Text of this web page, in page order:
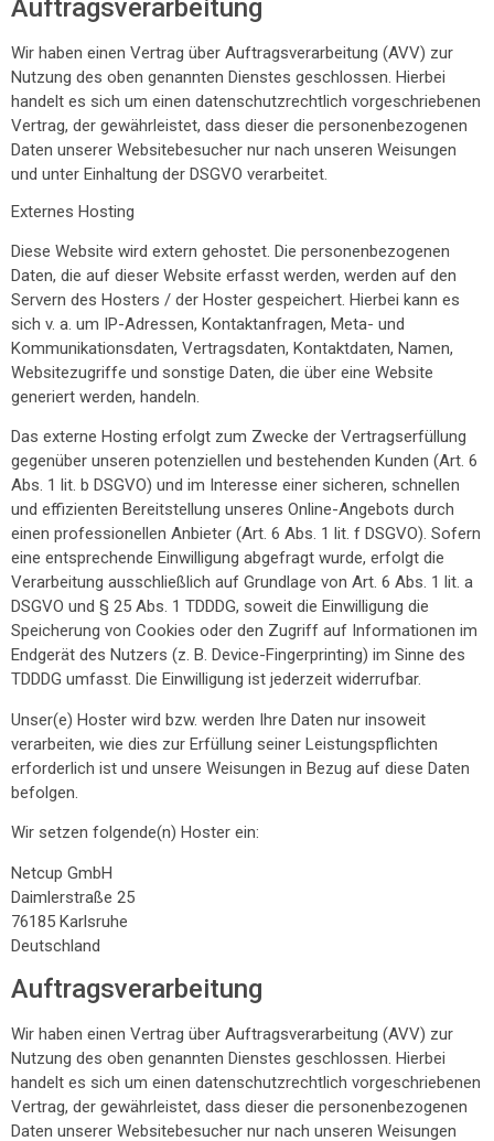
Auftragsverarbeitung
Wir haben einen Vertrag über Auftragsverarbeitung (AVV) zur
Nutzung des oben genannten Dienstes geschlossen. Hierbei
handelt es sich um einen datenschutzrechtlich vorgeschriebenen
Vertrag, der gewährleistet, dass dieser die personenbezogenen
Daten unserer Websitebesucher nur nach unseren Weisungen
und unter Einhaltung der DSGVO verarbeitet.
Externes Hosting
Diese Website wird extern gehostet. Die personenbezogenen
Daten, die auf dieser Website erfasst werden, werden auf den
Servern des Hosters / der Hoster gespeichert. Hierbei kann es
sich v. a. um IP-Adressen, Kontaktanfragen, Meta- und
Kommunikationsdaten, Vertragsdaten, Kontaktdaten, Namen,
Websitezugriffe und sonstige Daten, die über eine Website
generiert werden, handeln.
Das externe Hosting erfolgt zum Zwecke der Vertragserfüllung
gegenüber unseren potenziellen und bestehenden Kunden (Art. 6
Abs. 1 lit. b DSGVO) und im Interesse einer sicheren, schnellen
und effizienten Bereitstellung unseres Online-Angebots durch
einen professionellen Anbieter (Art. 6 Abs. 1 lit. f DSGVO). Sofern
eine entsprechende Einwilligung abgefragt wurde, erfolgt die
Verarbeitung ausschließlich auf Grundlage von Art. 6 Abs. 1 lit. a
DSGVO und § 25 Abs. 1 TDDDG, soweit die Einwilligung die
Speicherung von Cookies oder den Zugriff auf Informationen im
Endgerät des Nutzers (z. B. Device-Fingerprinting) im Sinne des
TDDDG umfasst. Die Einwilligung ist jederzeit widerrufbar.
Unser(e) Hoster wird bzw. werden Ihre Daten nur insoweit
verarbeiten, wie dies zur Erfüllung seiner Leistungspflichten
erforderlich ist und unsere Weisungen in Bezug auf diese Daten
befolgen.
Wir setzen folgende(n) Hoster ein:
Netcup GmbH
Daimlerstraße 25
76185 Karlsruhe
Deutschland
Auftragsverarbeitung
Wir haben einen Vertrag über Auftragsverarbeitung (AVV) zur
Nutzung des oben genannten Dienstes geschlossen. Hierbei
handelt es sich um einen datenschutzrechtlich vorgeschriebenen
Vertrag, der gewährleistet, dass dieser die personenbezogenen
Daten unserer Websitebesucher nur nach unseren Weisungen